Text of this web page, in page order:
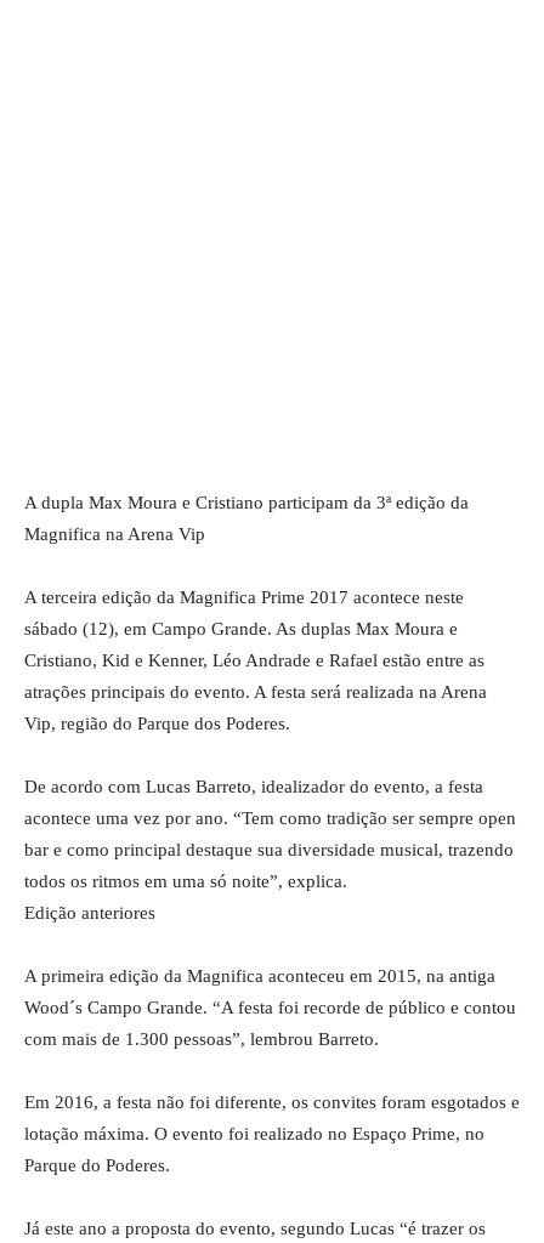
A dupla Max Moura e Cristiano participam da 3ª edição da
Magnifica na Arena Vip
A terceira edição da Magnifica Prime 2017 acontece neste
sábado (12), em Campo Grande. As duplas Max Moura e
Cristiano, Kid e Kenner, Léo Andrade e Rafael estão entre as
atrações principais do evento. A festa será realizada na Arena
Vip, região do Parque dos Poderes.
De acordo com Lucas Barreto, idealizador do evento, a festa
acontece uma vez por ano. “Tem como tradição ser sempre open
bar e como principal destaque sua diversidade musical, trazendo
todos os ritmos em uma só noite”, explica.
Edição anteriores
A primeira edição da Magnifica aconteceu em 2015, na antiga
Wood´s Campo Grande. “A festa foi recorde de público e contou
com mais de 1.300 pessoas”, lembrou Barreto.
Em 2016, a festa não foi diferente, os convites foram esgotados e
lotação máxima. O evento foi realizado no Espaço Prime, no
Parque do Poderes.
Já este ano a proposta do evento, segundo Lucas “é trazer os